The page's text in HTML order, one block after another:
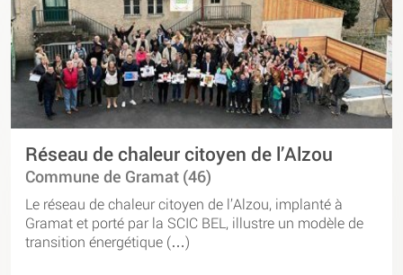
Réseau de chaleur citoyen de l’Alzou
Commune de Gramat (46)
Le réseau de chaleur citoyen de l’Alzou, implanté à
Gramat et porté par la SCIC BEL, illustre un modèle de
transition énergétique (…)